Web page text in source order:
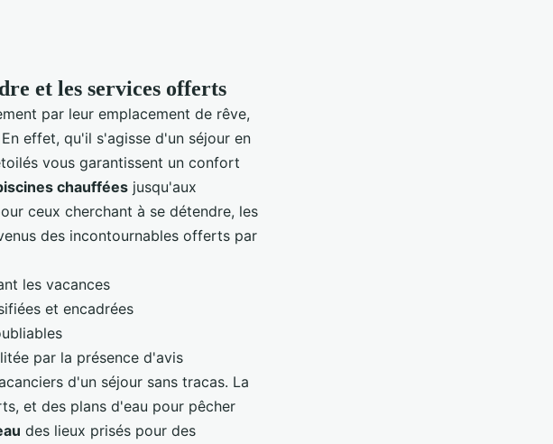
et les services offerts
par leur emplacement de rêve,
effet, qu'il s'agisse d'un séjour en
vous garantissent un confort
chauffées jusqu'aux
ceux cherchant à se détendre, les
des incontournables offerts par
les vacances
et encadrées
par la présence d'avis
d'un séjour sans tracas. La
et des plans d'eau pour pêcher
des lieux prisés pour des